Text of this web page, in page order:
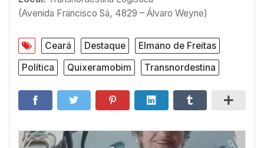
(Avenida Francisco Sá, 4829 – Álvaro Weyne)
Ceará Destaque
Elmano de Freitas
Política
Quixeramobim Transnordestina